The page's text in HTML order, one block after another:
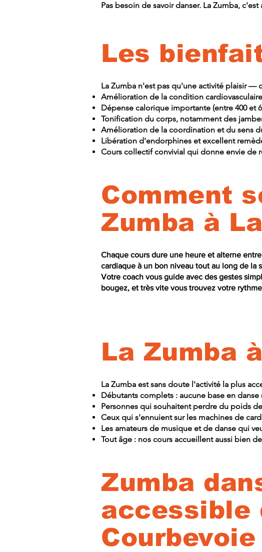
Pas besoin de savoir danser. La Zumba,
Les
La Zumba n'est pas qu'une activité plaisir —
Amélioration de la condition cardiovasculaire
Dépense calorique importante (entre 400 et
Tonification du corps, notamment des
Amélioration de la coordination et du sens
Libération d'endorphines et excellent
Cours collectif convivial qui donne envie de
Comment
Zumba à
Chaque cours dure une heure et alterne
cardiaque à un bon niveau tout au long de la
Votre coach vous guide avec des gestes
bougez, et très vite vous trouvez votre
La Zumba
La Zumba est sans doute l'activité la plus
Débutants complets : aucune base en
Personnes qui souhaitent perdre du poids
Ceux qui s'ennuient sur les machines de
Les amateurs de musique et de danse qui
Tout âge : nos cours accueillent aussi bien
Zumba
accessible